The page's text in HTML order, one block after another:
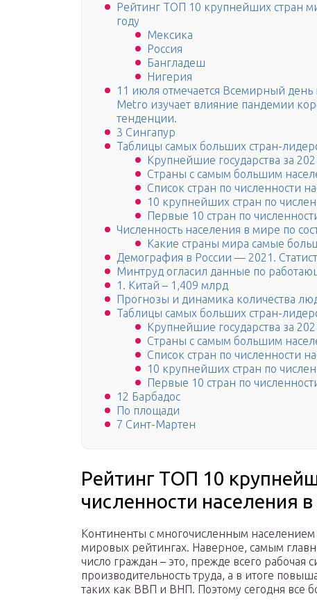
Рейтинг ТОП 10 крупнейших стран
году
Мексика
Россия
Бангладеш
Нигерия
11 июля отмечается Всемирный день
Metro изучает влияние пандемии
тенденции.
3 Сингапур
Таблицы самых больших стран-
Крупнейшие государства за
Страны с самым большим
Список стран по численности
10 крупнейших стран по
Первые 10 стран по
Численность населения в мире по
Какие страны мира самые
Демография в России — 2021.
Минтруд огласил данные по
1. Китай – 1,409 млрд
Прогнозы и динамика количества
Таблицы самых больших стран-
Крупнейшие государства за
Страны с самым большим
Список стран по численности
10 крупнейших стран по
Первые 10 стран по
12 Барбадос
По площади
7 Синт-Мартен
Рейтинг ТОП 10
численности населения
Континенты с многочисленным
мировых рейтингах. Наверное, самым
число граждан – это, прежде всего рабочая
производительность труда, а в итоге
таких как ВВП и ВНП. Поэтому сегодня все